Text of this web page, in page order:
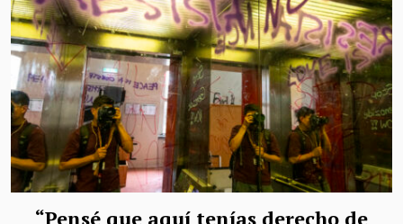
“Pensé que aquí tenías derecho de